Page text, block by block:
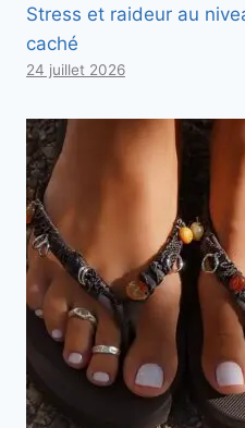
Stress et raideur au
caché
24 juillet 2026